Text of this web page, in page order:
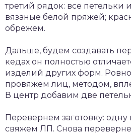
третий рядок: все петельки
вязаные белой пряжей;
обрежем.
Дальше, будем создавать
кедах он полностью
изделий других форм.
провяжем лиц, методом,
В центр добавим две
Перевернем заготовку:
свяжем ЛП. Снова